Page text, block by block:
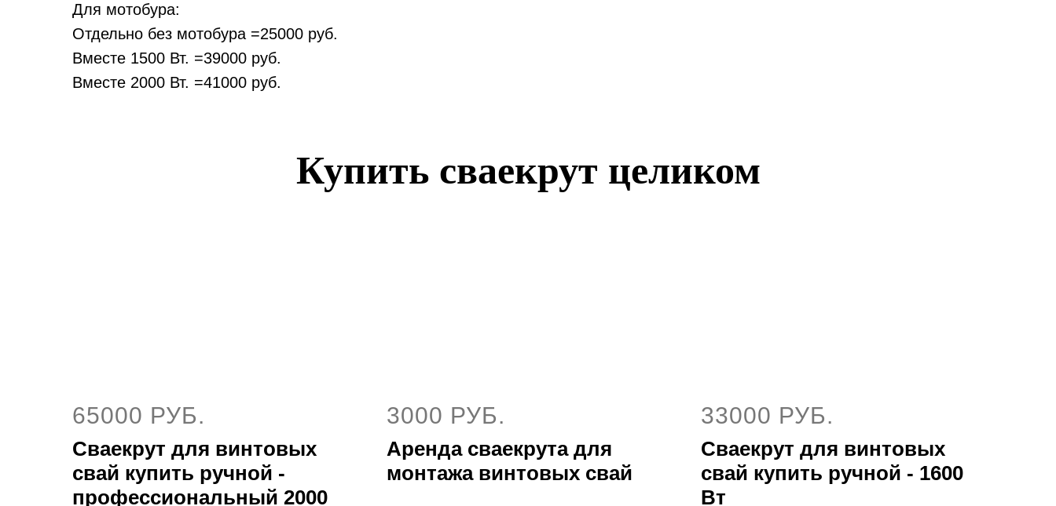
Для мотобура:
Отдельно без мотобура =25000 руб.
Вместе 1500 Вт. =39000 руб.
Вместе 2000 Вт. =41000 руб.
Купить сваекрут целиком
65000 РУБ.
Сваекрут для винтовых
свай купить ручной -
профессиональный 2000
3000 РУБ.
Аренда сваекрута для
монтажа винтовых свай
33000 РУБ.
Сваекрут для винтовых
свай купить ручной - 1600
Вт